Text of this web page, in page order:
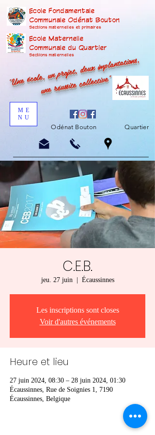
Ecole Fondamentale
Communale Odénat Bouton
Sections maternelles et primaires
Ecole Maternelle
Communale du Quartier
Sections maternelles
"Une école, un projet, deux implantations,
une réussite collective"
ME
NU
Odénat Bouton Quartier
C.E.B.
jeu. 27 juin
  |
Écaussinnes
Les inscriptions sont closes
Voir d'autres événements
Heure et lieu
27 juin 2024, 08:30 – 28 juin 2024, 01:30
Écaussinnes, Rue de Soignies 1, 7190
Écaussinnes, Belgique